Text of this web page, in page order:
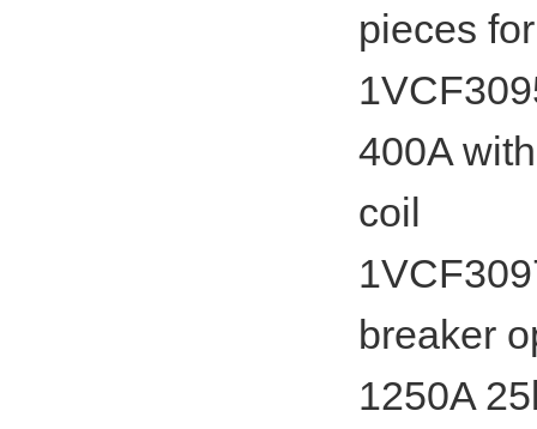
pieces
400A
coil
breaker
1250A